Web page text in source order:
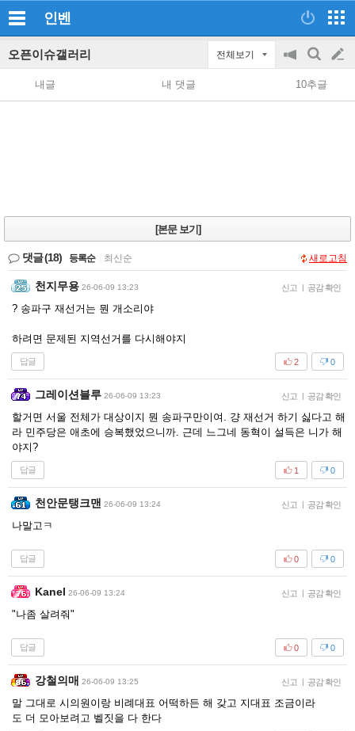
인벤
오픈이슈갤러리 전체보기
공
지
on/off
검
색
글
쓰
내글 내 댓글 10추글
[본문 보기]
댓글(18) 등록순 최신순 새로고침
천지무용 26-06-09 13:23 신고 | 공감 확인
? 송파구 재선거는 뭔 개소리야
하려면 문제된 지역선거를 다시해야지
답글 0
2
그레이션블루 26-06-09 13:23 신고 | 공감 확인
할거면 서울 전체가 대상이지 뭔 송파구만이여. 걍 재선거 하기 싫다고 해
라 민주당은 애초에 승복했었으니까. 근데 느그네 동혁이 설득은 니가 해
야지?
답글 0
1
천안문탱크맨 26-06-09 13:24 신고 | 공감 확인
나말고ㅋ
답글 0
0
Kanel 26-06-09 13:24 신고 | 공감 확인
"나좀 살려줘"
답글 0
0
강철의매 26-06-09 13:25 신고 | 공감 확인
말 그대로 시의원이랑 비례대표 어떡하든 해 갖고 지대표 조금이라
도 더 모아보려고 벨짓을 다 한다